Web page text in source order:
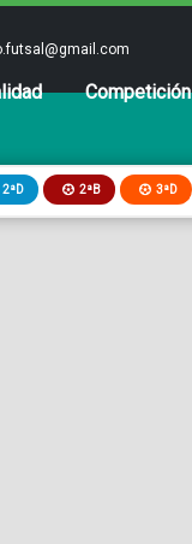
Competición
2ªD 2ªB 3ªD